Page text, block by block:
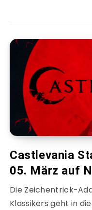
Castlevania
05. März auf
Die Zeichentrick-
Klassikers geht in